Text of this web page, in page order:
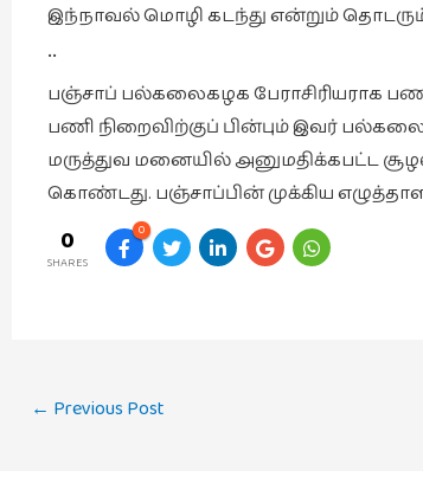
இந்நாவல் மொழி கடந்து என்றும்
••
பஞ்சாப் பல்கலைகழக பேராசிரியராக
பணி நிறைவிற்குப் பின்பும் இவர்
மருத்துவ மனையில் அனுமதிக்கபட்ட
கொண்டது. பஞ்சாப்பின் முக்கிய
0
SHARES
0
Post
← Previous Post